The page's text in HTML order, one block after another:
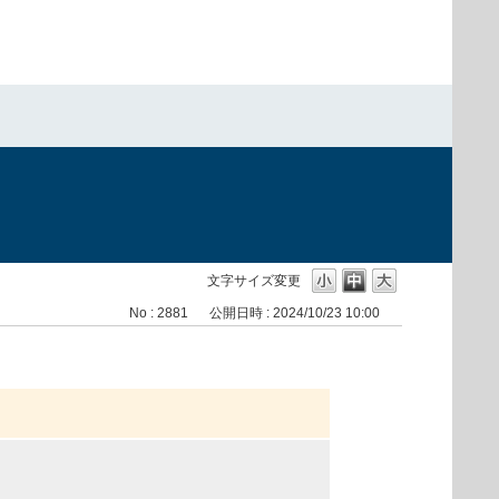
文字サイズ変更
No : 2881 公開日時 : 2024/10/23 10:00